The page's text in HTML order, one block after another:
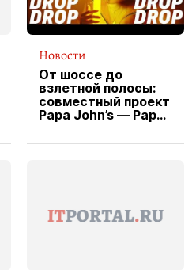
Новости
От шоссе до
взлетной полосы:
совместный проект
Papa John’s — Papa
вводит